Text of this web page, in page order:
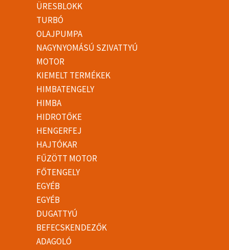
ÜRESBLOKK
TURBÓ
OLAJPUMPA
NAGYNYOMÁSÚ SZIVATTYÚ
MOTOR
KIEMELT TERMÉKEK
HIMBATENGELY
HIMBA
HIDROTŐKE
HENGERFEJ
HAJTÓKAR
FŰZÖTT MOTOR
FŐTENGELY
EGYÉB
EGYÉB
DUGATTYÚ
BEFECSKENDEZŐK
ADAGOLÓ